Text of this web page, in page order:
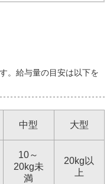
。給与量の目安は以下を
中型 大型
10～
20kg未
満
20kg以
上